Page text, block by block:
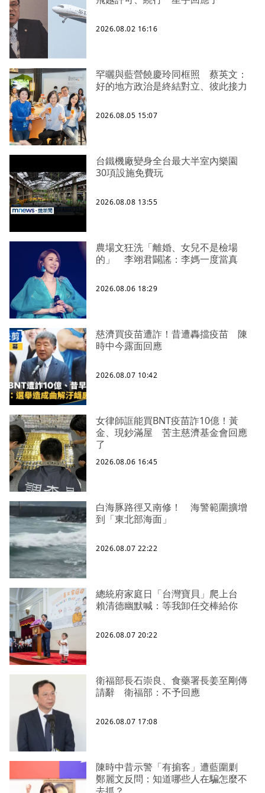
2026.08.02 16:16
罕曬與藍營饒慶玲同框照 蔡英文：
好的地方政治是終結對立、彼此接力
2026.08.05 15:07
台鐵機廠變身全台最大半室內樂園
30項設施免費玩
2026.08.08 13:55
農場文狂洗「離婚、女兒不是檢場
的」 李翊君闢謠：李媽一度當真
2026.08.06 18:29
慈濟買疫苗遭詐！昔遭轟擋疫苗 陳
時中今露面回應
2026.08.07 10:42
女律師誆能買BNT疫苗詐10億！黃
金、現鈔滿屋 苦主慈濟基金會回應
了
2026.08.06 16:45
白海豚路徑又南修！ 海警範圍擴增
到「東北部海面」
2026.08.07 22:22
總統府家庭日「台灣寶貝」爬上台
賴清德幽默喊：等我卸任交棒給你
2026.08.07 20:22
衛福部長石崇良、食藥署長姜至剛傳
請辭 衛福部：不予回應
2026.08.07 17:08
陳時中昔示警「有掮客」遭藍圍剿
鄭麗文反問：知道哪些人在騙怎麼不